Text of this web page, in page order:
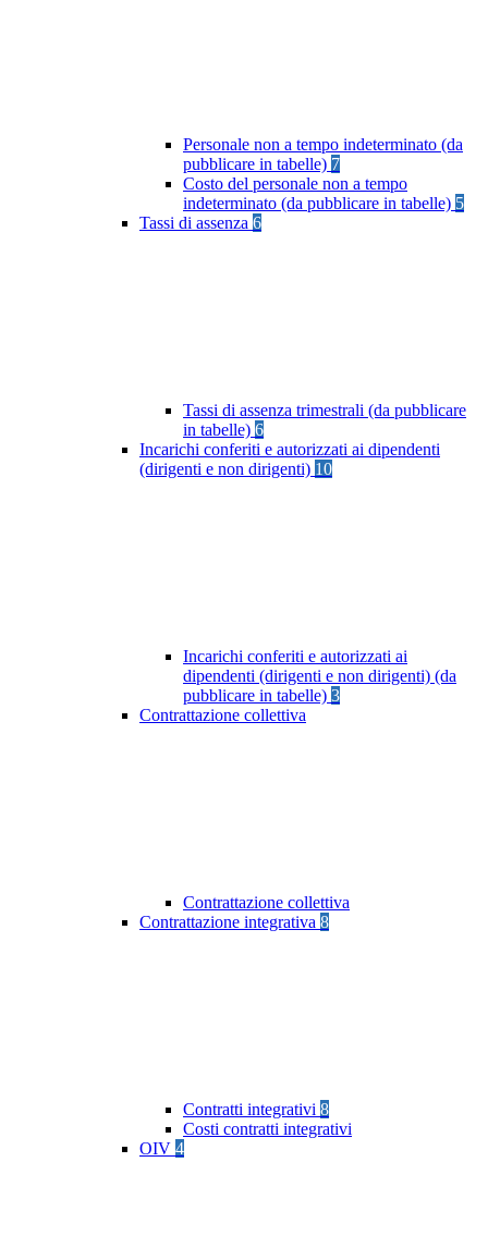
Personale non a tempo indeterminato (da
pubblicare in tabelle) 7
Costo del personale non a tempo
indeterminato (da pubblicare in tabelle) 5
Tassi di assenza 6
Tassi di assenza trimestrali (da pubblicare
in tabelle) 6
Incarichi conferiti e autorizzati ai dipendenti
(dirigenti e non dirigenti) 10
Incarichi conferiti e autorizzati ai
dipendenti (dirigenti e non dirigenti) (da
pubblicare in tabelle) 3
Contrattazione collettiva
Contrattazione collettiva
Contrattazione integrativa 8
Contratti integrativi 8
Costi contratti integrativi
OIV 4